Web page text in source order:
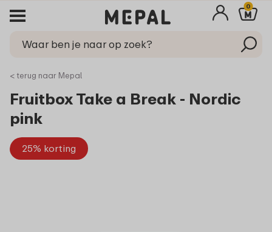
0
< terug naar Mepal
Fruitbox Take a Break - Nordic
pink
25% korting